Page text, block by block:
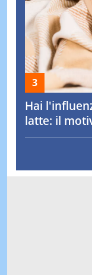
Hai
latte: il